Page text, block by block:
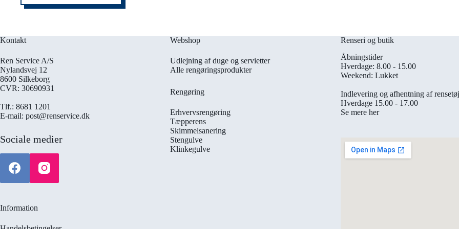
Kontakt
Ren Service A/S
Nylandsvej 12
8600 Silkeborg
CVR: 30690931
Tlf.: 8681 1201
E-mail: post@renservice.dk
Sociale medier
Information
Webshop
Udlejning af duge og servietter
Alle rengøringsprodukter
Rengøring
Erhvervsrengøring
Tæpperens
Skimmelsanering
Stengulve
Klinkegulve
Renseri og butik
Åbningstider
Hverdage: 8.00 - 15.00
Weekend: Lukket
Indlevering og afhentning af
Hverdage 15.00 - 17.00
Se mere her